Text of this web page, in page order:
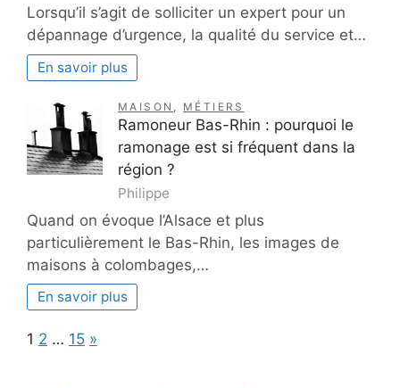
Lorsqu’il s’agit de solliciter un expert pour un
dépannage d’urgence, la qualité du service et…
En savoir plus
MAISON , MÉTIERS
Ramoneur Bas-Rhin : pourquoi le
ramonage est si fréquent dans la
région ?
Philippe
Quand on évoque l’Alsace et plus
particulièrement le Bas-Rhin, les images de
maisons à colombages,…
En savoir plus
Page:
1 2 … 15 Next
»